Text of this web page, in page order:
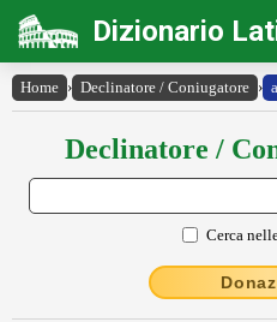
Dizionario
Home › Declinatore / Coniugatore ›
Declinatore /
Cerca